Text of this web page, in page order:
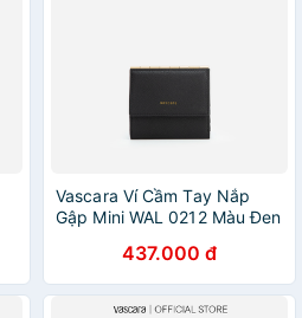
Vascara Ví Cầm Tay Nắp
Gập Mini WAL 0212 Màu Đen
437.000 đ